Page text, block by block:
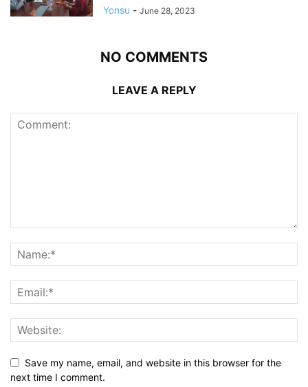
Yonsu - June 28, 2023
NO COMMENTS
LEAVE A REPLY
Save my name, email, and website in this browser for the
next time I comment.